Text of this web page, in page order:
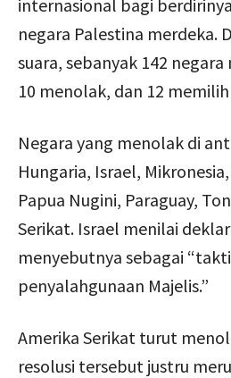
internasional bagi berdirinya
negara Palestina merdeka.
suara, sebanyak 142
10 menolak, dan 12
Negara yang menolak di
Hungaria, Israel,
Papua Nugini, Paraguay,
Serikat. Israel menilai
menyebutnya sebagai
penyalahgunaan Majelis.”
Amerika Serikat turut
resolusi tersebut justru